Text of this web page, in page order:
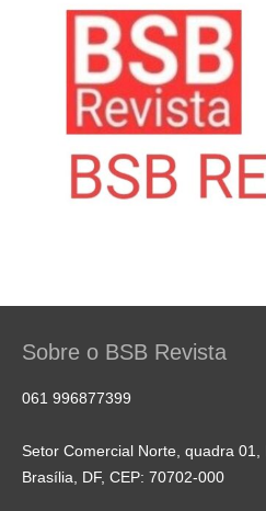
Sobre o BSB Revista
061 996877399
Setor Comercial Norte, quadra 01,
Brasília, DF, CEP: 70702-000